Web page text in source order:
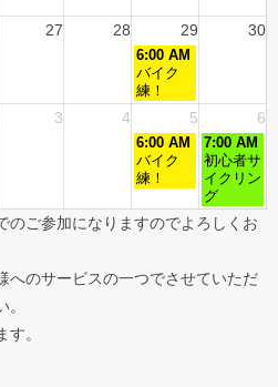
27 28 29 30
6:00 AM
バイク
練！
3 4 5 6
6:00 AM
バイク
練！
7:00 AM
初心者サ
イクリン
グ
ご参加になりますのでよろしくお
へのサービスの一つでさせていただ
。